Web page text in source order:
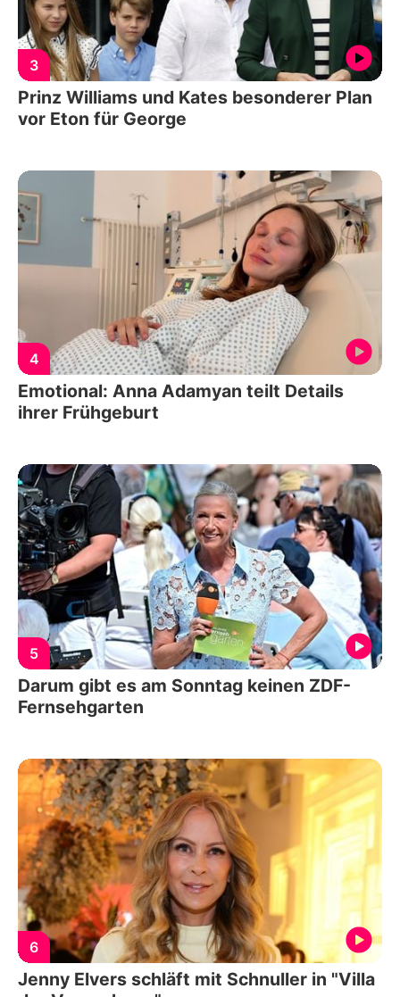
3
Prinz Williams und Kates besonderer Plan
vor Eton für George
4
Emotional: Anna Adamyan teilt Details
ihrer Frühgeburt
5
Darum gibt es am Sonntag keinen ZDF-
Fernsehgarten
6
Jenny Elvers schläft mit Schnuller in "Villa